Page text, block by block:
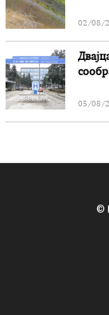
02/08/
05/08/
©